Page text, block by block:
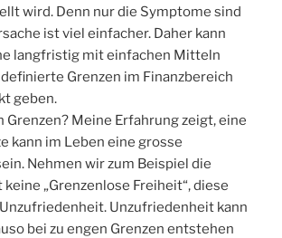
wird. Denn nur die Symptome sind
ist viel einfacher. Daher kann
langfristig mit einfachen Mitteln
Grenzen im Finanzbereich
geben.
Grenzen? Meine Erfahrung zeigt, eine
kann im Leben eine grosse
Nehmen wir zum Beispiel die
„Grenzenlose Freiheit“, diese
Unzufriedenheit kann
bei zu engen Grenzen entstehen